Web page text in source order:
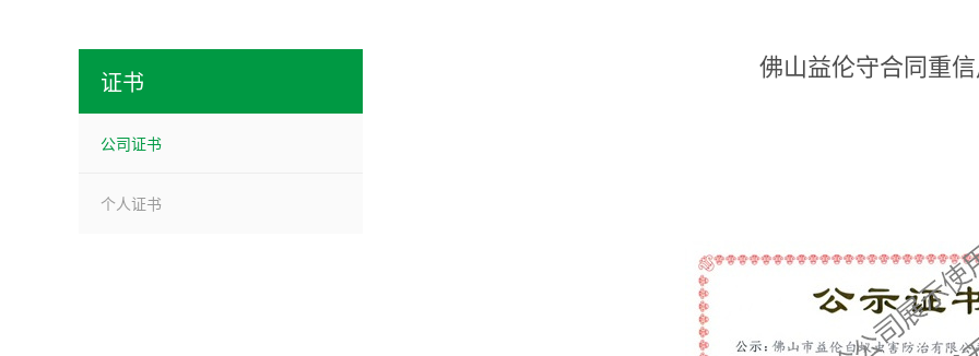
佛山益伦守合同重
证书
公司证书
个人证书